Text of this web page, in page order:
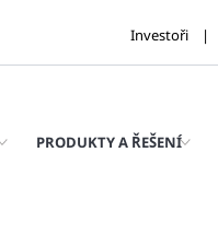
Investoři
PRODUKTY A ŘEŠENÍ